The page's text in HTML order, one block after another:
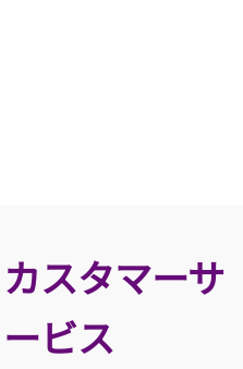
カスタマーサ
ービス